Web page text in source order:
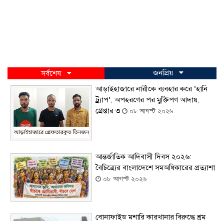
সর্বশেষ
জনপ্রিয়
আড়াইহাজারে নারীকে ব্যবহার করে ‘হানি
ট্র্যাপ’, অপহরণের পর মুক্তিপণ আদায়,
গ্রেপ্তার ৩
০৮ আগস্ট ২০২৬
আন্তর্জাতিক আদিবাসী দিবস ২০২৬:
বৈচিত্র্যের বাংলাদেশে সমঅধিকারের প্রত্যাশা
০৮ আগস্ট ২০২৬
বোনাফাইড মশারি কারখানার বিরুদ্ধে শ্রম